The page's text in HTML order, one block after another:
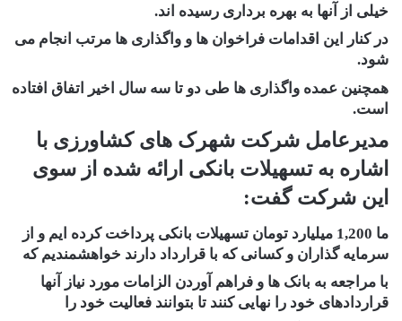
خیلی از آنها به بهره برداری رسیده اند.
در کنار این اقدامات فراخوان ها و واگذاری ها مرتب انجام می
شود.
همچنین عمده واگذاری ها طی دو تا سه سال اخیر اتفاق افتاده
است.
مدیرعامل شرکت شهرک های کشاورزی با
اشاره به تسهیلات بانکی ارائه شده از سوی
این شرکت گفت:
ما 1,200 میلیارد تومان تسهیلات بانکی پرداخت کرده ایم و از
سرمایه گذاران و کسانی که با قرارداد دارند خواهشمندیم که
با مراجعه به بانک ها و فراهم آوردن الزامات مورد نیاز آنها
قراردادهای خود را نهایی کنند تا بتوانند فعالیت خود را